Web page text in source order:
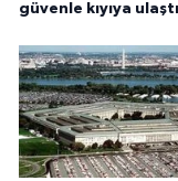
güvenle kıyıya